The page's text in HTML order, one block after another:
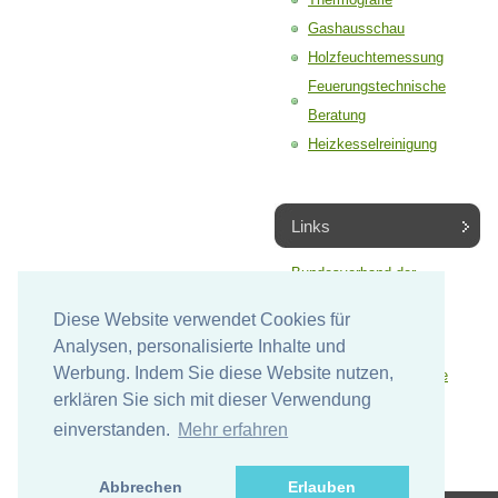
Diese Website verwendet Cookies für
Analysen, personalisierte Inhalte und
Werbung. Indem Sie diese Website nutzen,
erklären Sie sich mit dieser Verwendung
einverstanden. Mehr erfahren
Abbrechen Erlauben
Gashausschau
Holzfeuchtemessung
Feuerungstechnische
Beratung
Heizkesselreinigung
Links
Bundesverband der
Dena (Deutsche Energie
Agentur)